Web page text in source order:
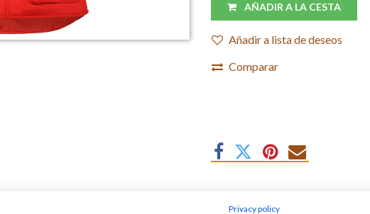
AÑADIR A LA CESTA
Añadir a lista de deseos
Comparar
Privacy policy